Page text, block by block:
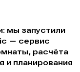
мы запустили
— сервис
расчёта
планирования